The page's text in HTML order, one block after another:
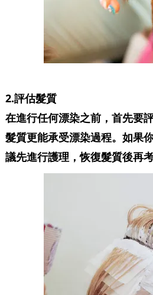
2.評估髮質
在進行任何漂染之前，首先要
髮質更能承受漂染過程。如果
議先進行護理，恢復髮質後再考